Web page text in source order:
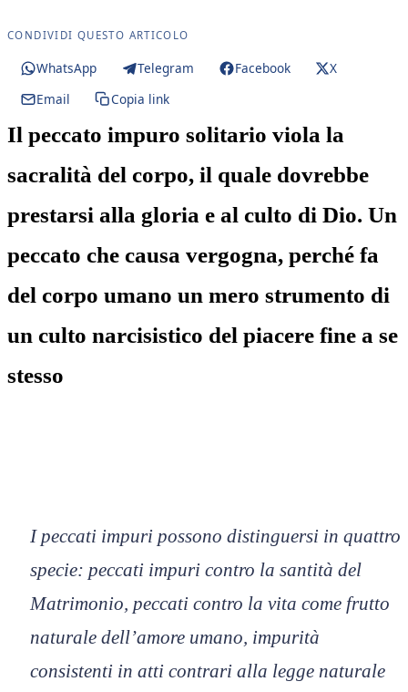
CONDIVIDI QUESTO ARTICOLO
WhatsApp Telegram Facebook
X
Email
Copia link
Il peccato impuro solitario viola la
sacralità del corpo, il quale dovrebbe
prestarsi alla gloria e al culto di Dio. Un
peccato che causa vergogna, perché fa
del corpo umano un mero strumento di
un culto narcisistico del piacere fine a se
stesso
I peccati impuri possono distinguersi in quattro
specie: peccati impuri contro la santità del
Matrimonio, peccati contro la vita come frutto
naturale dell’amore umano, impurità
consistenti in atti contrari alla legge naturale